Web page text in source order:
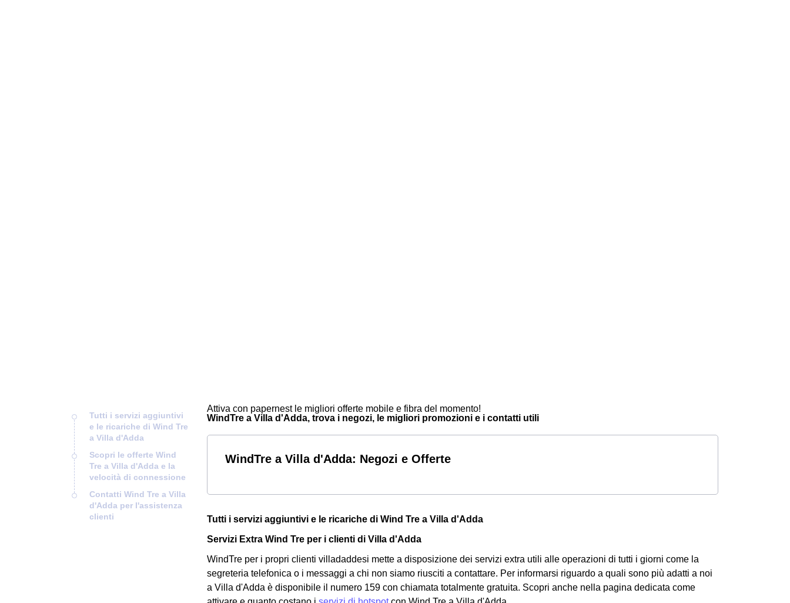
Tutti i servizi aggiuntivi
e le ricariche di Wind Tre
a Villa d'Adda
Scopri le offerte Wind
Tre a Villa d'Adda e la
velocità di connessione
Contatti Wind Tre a Villa
d'Adda per l'assistenza
clienti
Attiva con papernest le migliori offerte mobile e fibra del momento!
WindTre a Villa d'Adda, trova i negozi, le migliori promozioni e i contatti utili
WindTre a Villa d'Adda: Negozi e Offerte
Tutti i servizi aggiuntivi e le ricariche di Wind Tre a Villa d'Adda
Servizi Extra Wind Tre per i clienti di Villa d'Adda
WindTre per i propri clienti villadaddesi mette a disposizione dei servizi extra utili alle operazioni di tutti i giorni come la
segreteria telefonica o i messaggi a chi non siamo riusciti a contattare. Per informarsi riguardo a quali sono più adatti a noi
a Villa d'Adda è disponibile il numero 159 con chiamata totalmente gratuita. Scopri anche nella pagina dedicata come